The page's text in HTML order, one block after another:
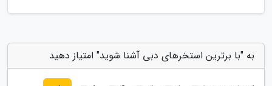
به "با برترین استخرهای دبی آشنا شوید" امتیاز دهید